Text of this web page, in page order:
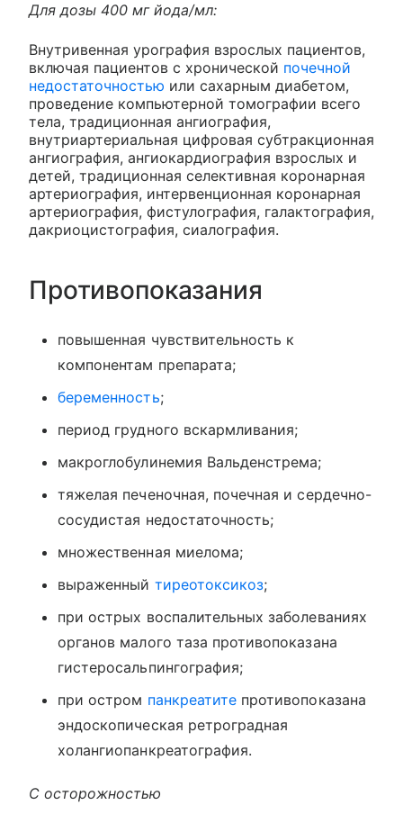
Для дозы 400 мг йода/мл:
Внутривенная урография взрослых пациентов,
включая пациентов с хронической почечной
недостаточностью или сахарным диабетом,
проведение компьютерной томографии всего
тела, традиционная ангиография,
внутриартериальная цифровая субтракционная
ангиография, ангиокардиография взрослых и
детей, традиционная селективная коронарная
артериография, интервенционная коронарная
артериография, фистулография, галактография,
дакриоцистография, сиалография.
Противопоказания
повышенная чувствительность к
компонентам препарата;
беременность;
период грудного вскармливания;
макроглобулинемия Вальденстрема;
тяжелая печеночная, почечная и сердечно-
сосудистая недостаточность;
множественная миелома;
выраженный тиреотоксикоз;
при острых воспалительных заболеваниях
органов малого таза противопоказана
гистеросальпингография;
при остром панкреатите противопоказана
эндоскопическая ретроградная
холангиопанкреатография.
С осторожностью